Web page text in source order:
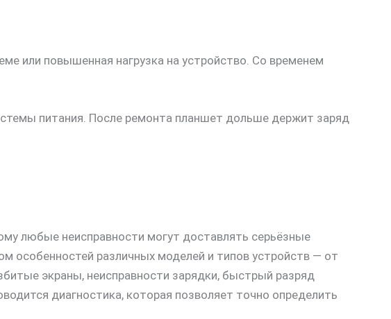
или повышенная нагрузка на устройство. Со временем
питания. После ремонта планшет дольше держит заряд
любые неисправности могут доставлять серьёзные
особенностей различных моделей и типов устройств — от
экраны, неисправности зарядки, быстрый разряд
диагностика, которая позволяет точно определить